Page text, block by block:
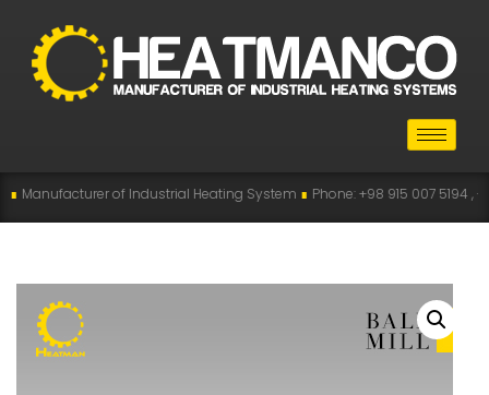
of Industrial Heating System∎Phone: +98 915 007 5194 , +98 915 112 5194